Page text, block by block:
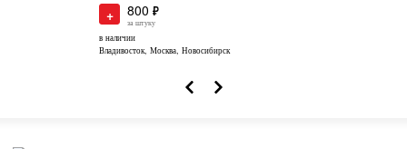
+ 800
за штуку
в наличии
Владивосток, Москва, Новосибирск